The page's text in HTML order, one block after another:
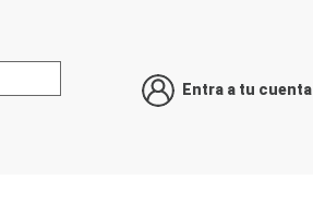
Entra a tu cuenta